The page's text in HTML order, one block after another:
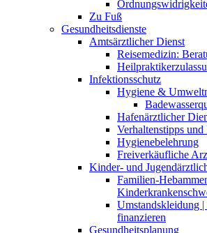
Zu Fuß
Gesundheitsdienste
Amtsärztlicher Dienst
Reisemedizin:
Infektionsschutz
Hygiene &
Hafenärztlicher
Verhaltenstipps
Hygienebelehrung
Freiverkäufliche
Kinder- und
Familien-
Umstandskleidung |
finanzieren
Gesundheitsplanung